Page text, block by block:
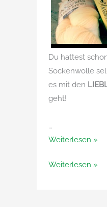
Du hattest
Sockenwolle
es mit den
geht!
…
Sockenwolle
mit
Weiterlesen »
Sockenwolle
Weiterlesen »